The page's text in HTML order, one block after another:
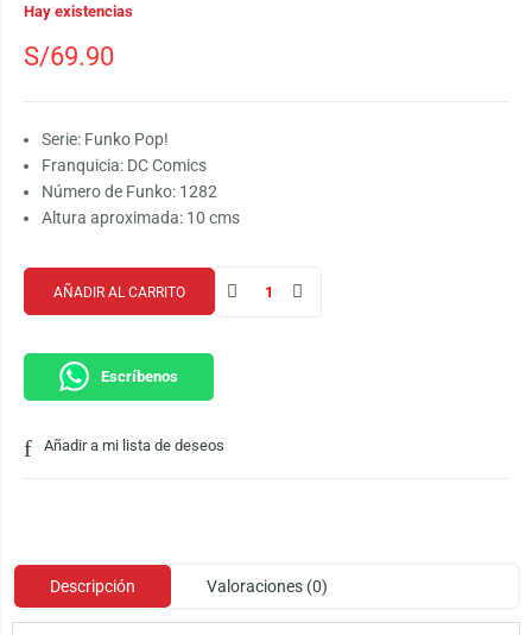
Hay existencias
S/69.90
Serie: Funko Pop!
Franquicia: DC Comics
Número de Funko: 1282
Altura aproximada: 10 cms
AÑADIR AL CARRITO
Escríbenos
Añadir a mi lista de deseos
Descripción Valoraciones (0)